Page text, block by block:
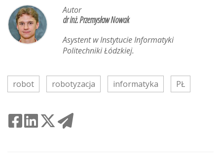
Autor
dr inż. Przemysław Nowak
Asystent w Instytucie Informatyki
Politechniki Łódzkiej.
robot robotyzacja informatyka PŁ